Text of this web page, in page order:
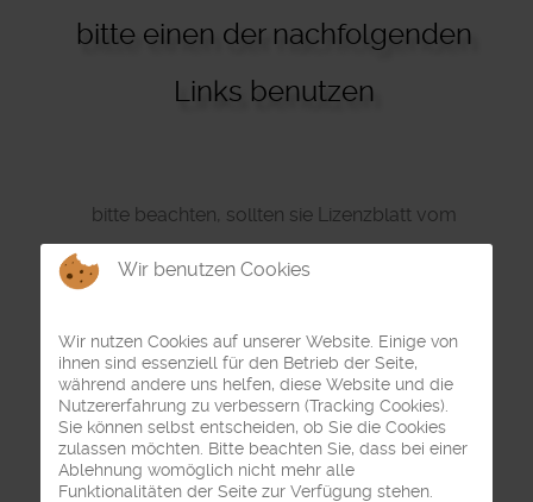
bitte einen der nachfolgenden
Links benutzen
bitte beachten, sollten sie Lizenzblatt vom
folgender Seite herunterladen
mit
oben auf den Lizenzblatt steht:
Lizenzblatt für Fischergefolgt vom
Programmname und Versionsnummer
Wir benutzen Cookies
Wir nutzen Cookies auf unserer Website. Einige von
ihnen sind essenziell für den Betrieb der Seite,
während andere uns helfen, diese Website und die
Nutzererfahrung zu verbessern (Tracking Cookies).
Sie können selbst entscheiden, ob Sie die Cookies
zulassen möchten. Bitte beachten Sie, dass bei einer
Ablehnung womöglich nicht mehr alle
Funktionalitäten der Seite zur Verfügung stehen.